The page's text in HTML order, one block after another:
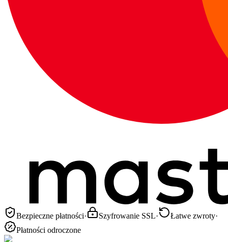
Bezpieczne płatności· Szyfrowanie SSL· Łatwe zwroty·
Płatności odroczone